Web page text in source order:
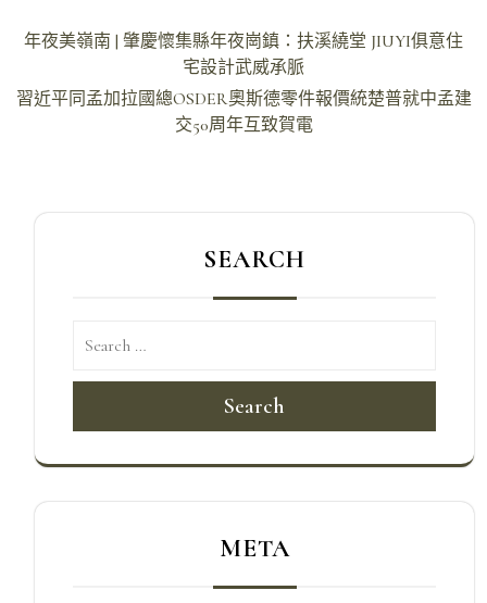
文
導
年夜美嶺南 | 肇慶懷集縣年夜崗鎮：扶溪繞堂 JIUYI俱意住
宅設計武威承脈
習近平同孟加拉國總OSDER奧斯德零件報價統楚普就中孟建
交50周年互致賀電
SEARCH
Search
META